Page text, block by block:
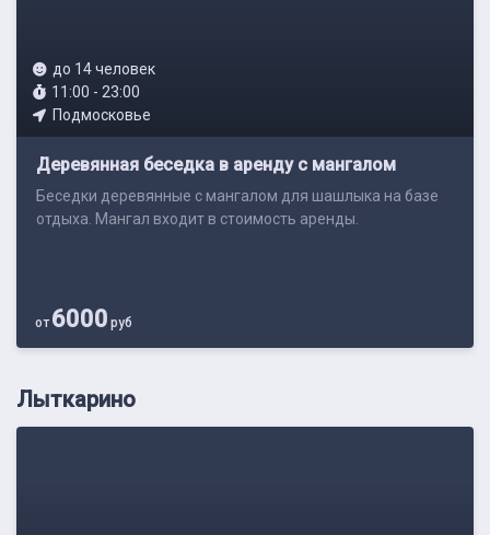
до 14 человек
11:00 - 23:00
Подмосковье
Деревянная беседка в аренду с мангалом
Беседки деревянные с мангалом для шашлыка на базе
отдыха. Мангал входит в стоимость аренды.
от6000 руб
Лыткарино